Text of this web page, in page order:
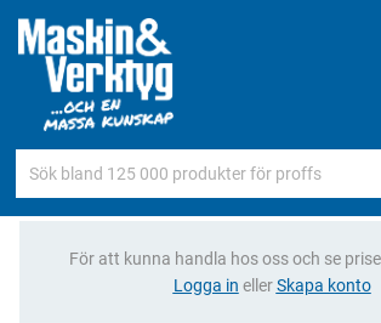
För att kunna handla hos oss och se
Logga in ellerSkapa konto